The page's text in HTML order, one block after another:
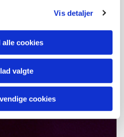
Vis detaljer
alle cookies
valgte
cookies
på verdens største
bruge 10.000 år på det!
møder bare op.